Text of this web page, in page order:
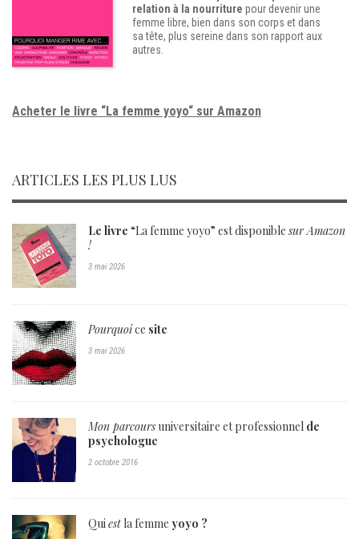
relation à la nourriture pour devenir une
femme libre, bien dans son corps et dans
sa tête, plus sereine dans son rapport aux
autres.
Acheter le livre “La femme yoyo“ sur Amazon
ARTICLES LES PLUS LUS
Le livre “La femme yoyo” est disponiblesur Amazon
!
3 mai 2026
Pourquoice site
3 mai 2026
Mon parcours universitaire et professionnel de
psychologue
2 octobre 2016
Quiest la femme yoyo ?